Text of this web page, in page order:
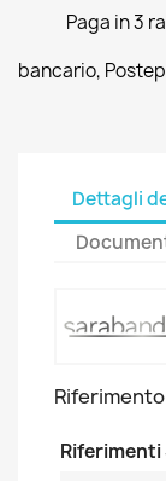
Paga in 3
bancario,
Dettagli
Riferimento